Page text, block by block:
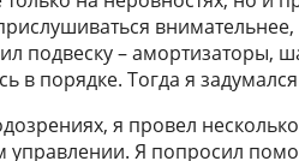
подвеску – амортизаторы,
в порядке. Тогда я
я провел
управлении. Я попросил